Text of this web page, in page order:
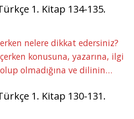
1. Kitap 134-135.
nelere dikkat edersiniz?
konusuna, yazarına, ilgi
olmadığına ve dilinin…
1. Kitap 130-131.